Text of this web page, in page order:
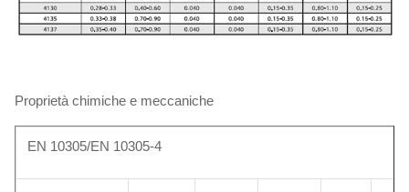
Proprietà chimiche e meccaniche
EN 10305/EN 10305-4